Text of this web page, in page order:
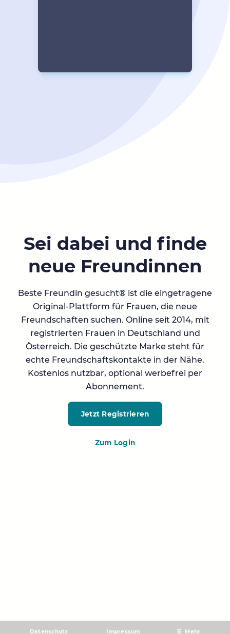
Sei dabei und finde
neue Freundinnen
Beste Freundin gesucht® ist die eingetragene
Original-Plattform für Frauen, die neue
Freundschaften suchen. Online seit 2014, mit
registrierten Frauen in Deutschland und
Österreich. Die geschützte Marke steht für
echte Freundschaftskontakte in der Nähe.
Kostenlos nutzbar, optional werbefrei per
Abonnement.
Jetzt Registrieren
Zum Login
Datenschutz Impressum Mehr